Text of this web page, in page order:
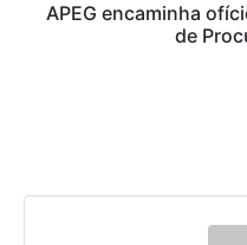
APEG encaminha
de